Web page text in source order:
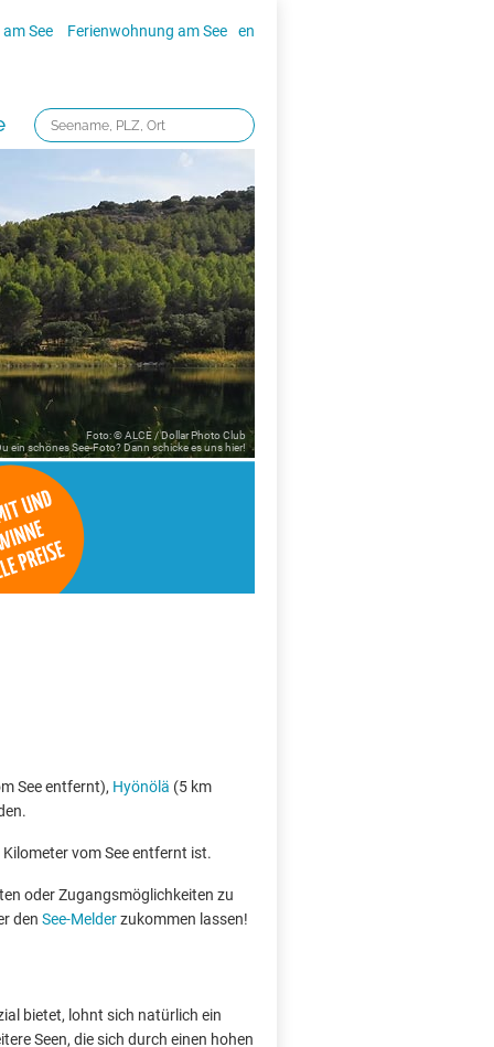
See Ferienwohnung am See en
Foto: © ALCE / Dollar Photo Club
ein schönes See-Foto? Dann schicke es uns hier!
See entfernt), Hyönölä (5 km
Kilometer vom See entfernt ist.
oder Zugangsmöglichkeiten zu
den See-Melderzukommen lassen!
bietet, lohnt sich natürlich ein
Seen, die sich durch einen hohen